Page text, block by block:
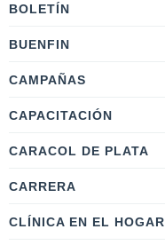
BOLETÍN
BUENFIN
CAMPAÑAS
CAPACITACIÓN
CARACOL DE PLATA
CARRERA
CLÍNICA EN EL HOGAR